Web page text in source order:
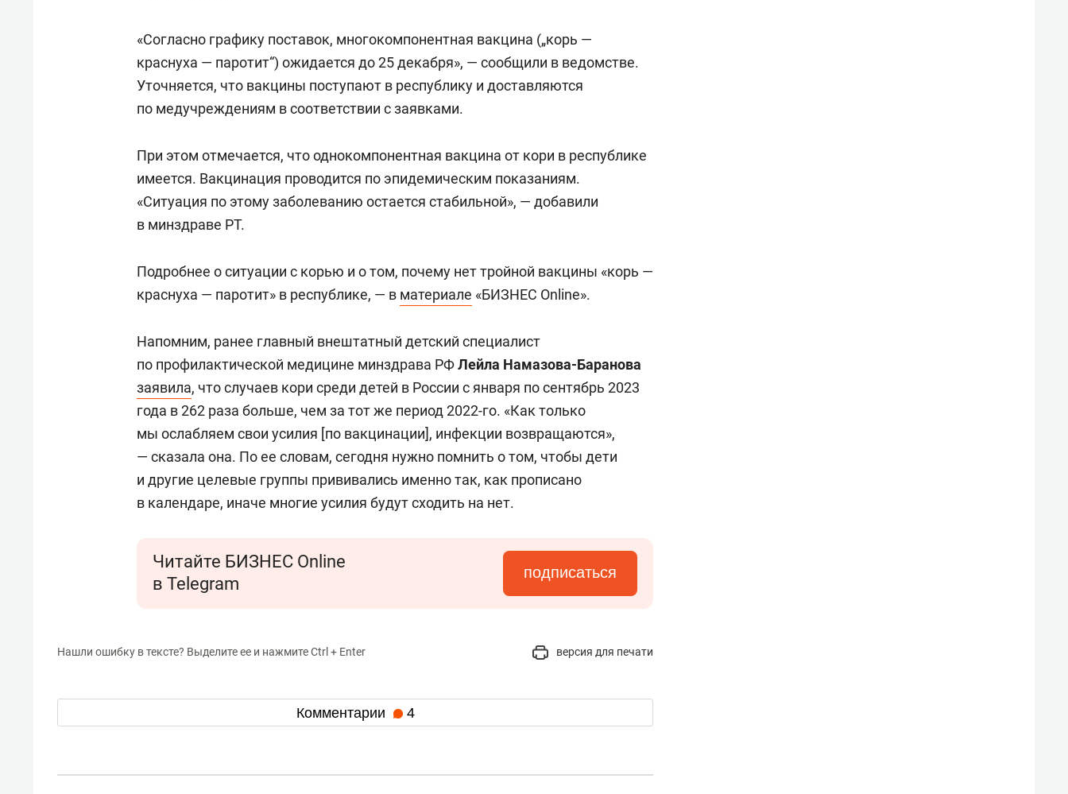
«Согласно графику поставок, многокомпонентная вакцина („корь —
краснуха — паротит“) ожидается до 25 декабря», — сообщили в ведомстве.
Уточняется, что вакцины поступают в республику и доставляются
по медучреждениям в соответствии с заявками.
При этом отмечается, что однокомпонентная вакцина от кори в республике
имеется. Вакцинация проводится по эпидемическим показаниям.
«Ситуация по этому заболеванию остается стабильной», — добавили
в минздраве РТ.
Подробнее о ситуации с корью и о том, почему нет тройной вакцины «корь —
краснуха — паротит» в республике, — в материале «БИЗНЕС Online».
Напомним, ранее главный внештатный детский специалист
по профилактической медицине минздрава РФЛейла Намазова-Баранова
заявила, что случаев кори среди детей в России с января по сентябрь 2023
года в 262 раза больше, чем за тот же период 2022-го. «Как только
мы ослабляем свои усилия [по вакцинации], инфекции возвращаются»,
— сказала она. По ее словам, сегодня нужно помнить о том, чтобы дети
и другие целевые группы прививались именно так, как прописано
в календаре, иначе многие усилия будут сходить на нет.
Читайте БИЗНЕС Online
в Telegram
подписаться
Нашли ошибку в тексте? Выделите ее и нажмите Ctrl + Enter версия для печати
Комментарии 4